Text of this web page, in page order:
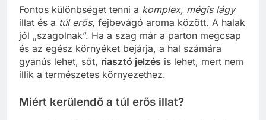
Fontos különbséget tenni a komplex, mégis lágy
illat és a túl erős, fejbevágó aroma között. A halak
jól „szagolnak”. Ha a szag már a parton megcsap
és az egész környéket bejárja, a hal számára
gyanús lehet, sőt, riasztó jelzés is lehet, mert nem
illik a természetes környezethez.
Miért kerülendő a túl erős illat?